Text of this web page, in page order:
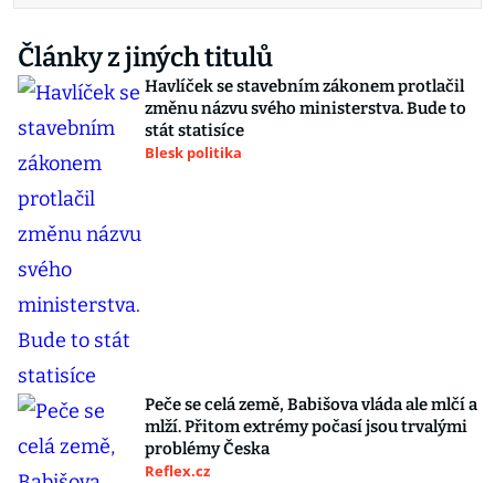
Články z jiných titulů
Havlíček se stavebním zákonem protlačil
změnu názvu svého ministerstva. Bude to
stát statisíce
Blesk politika
Peče se celá země, Babišova vláda ale mlčí a
mlží. Přitom extrémy počasí jsou trvalými
problémy Česka
Reflex.cz